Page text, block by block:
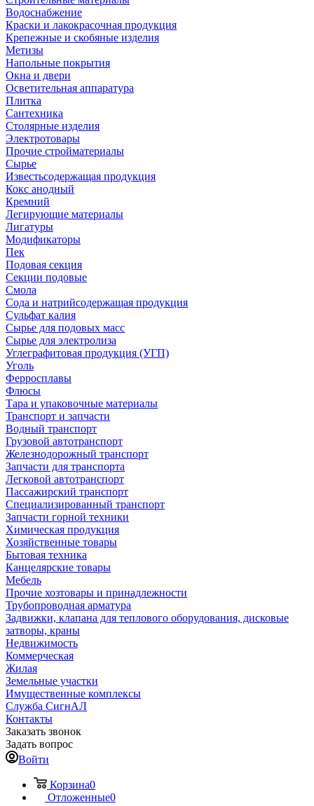
Водоснабжение
Краски и лакокрасочная продукция
Крепежные и скобяные изделия
Метизы
Напольные покрытия
Окна и двери
Осветительная аппаратура
Плитка
Сантехника
Столярные изделия
Электротовары
Прочие стройматериалы
Сырье
Известьсодержащая продукция
Кокс анодный
Кремний
Легирующие материалы
Лигатуры
Модификаторы
Пек
Подовая секция
Секции подовые
Смола
Сода и натрийсодержащая продукция
Сульфат калия
Сырье для подовых масс
Сырье для электролиза
Углеграфитовая продукция (УГП)
Уголь
Ферросплавы
Флюсы
Тара и упаковочные материалы
Транспорт и запчасти
Водный транспорт
Грузовой автотранспорт
Железнодорожный транспорт
Запчасти для транспорта
Легковой автотранспорт
Пассажирский транспорт
Специализированный транспорт
Запчасти горной техники
Химическая продукция
Хозяйственные товары
Бытовая техника
Канцелярские товары
Мебель
Прочие хозтовары и принадлежности
Трубопроводная арматура
Задвижки, клапана для теплового оборудования, дисковые
затворы, краны
Недвижимость
Коммерческая
Жилая
Земельные участки
Имущественные комплексы
Служба СигнАЛ
Контакты
Заказать звонок
Задать вопрос
Войти
Корзина0
Отложенные0